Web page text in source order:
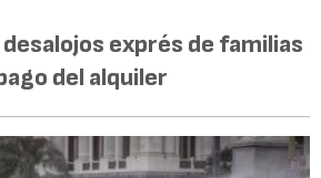
exprés de familias
del alquiler